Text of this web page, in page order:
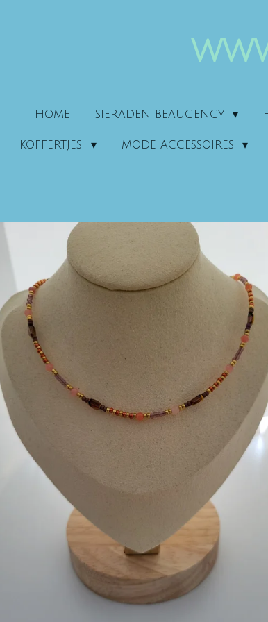
HOME SIERADEN BEAUGENCY
KOFFERTJES MODE ACCESSOIRES